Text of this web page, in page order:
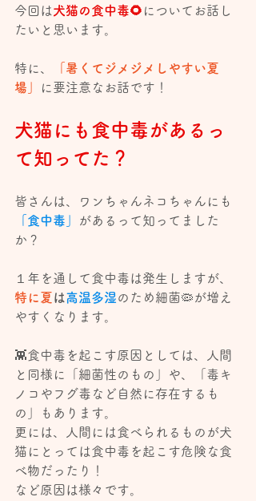
今回は犬猫の食中毒🌻 についてお話し
たいと思います。
特に、
「暑くてジメジメしやすい夏
場」
に要注意なお話です！
犬猫にも食中毒があるっ
て知ってた？
皆さんは、ワンちゃんネコちゃんにも
「食中毒」
があるって知ってました
か？
１年を通して食中毒は発生しますが、
特に夏 は高温多湿のため細菌🦠が増え
やすくなります。
👾食中毒を起こす原因としては、人間
と同様に「細菌性のもの」や、「毒キ
ノコやフグ毒など自然に存在するも
の」もあります。
更には、人間には食べられるものが犬
猫にとっては食中毒を起こす危険な食
べ物だったり！
など原因は様々です。